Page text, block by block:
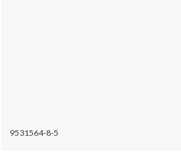
9531564-8-5